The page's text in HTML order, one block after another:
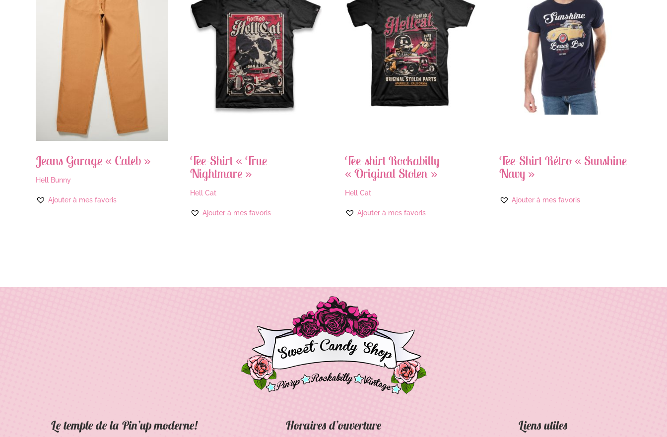
Jeans Garage « Caleb »
Hell Bunny
Ajouter à mes favoris
Tee-Shirt « True
Nightmare »
Hell Cat
Ajouter à mes favoris
Tee-shirt Rockabilly
« Original Stolen »
Hell Cat
Ajouter à mes favoris
Tee-Shirt Rétro « Sunshine
Navy »
Ajouter à mes favoris
Le temple de la Pin’up moderne! Horaires d’ouverture Liens utiles